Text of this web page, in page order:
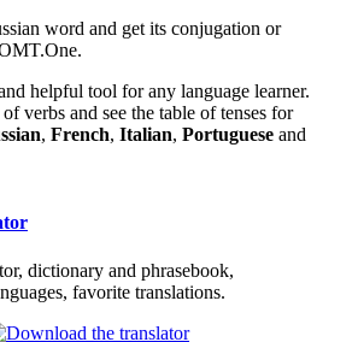
word and get its conjugation or
helpful tool for any language learner.
verbs and see the table of tenses for
, French, Italian, Portuguese and
dictionary and phrasebook,
favorite translations.